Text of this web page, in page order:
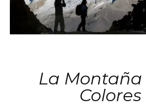
La Montaña
Colores